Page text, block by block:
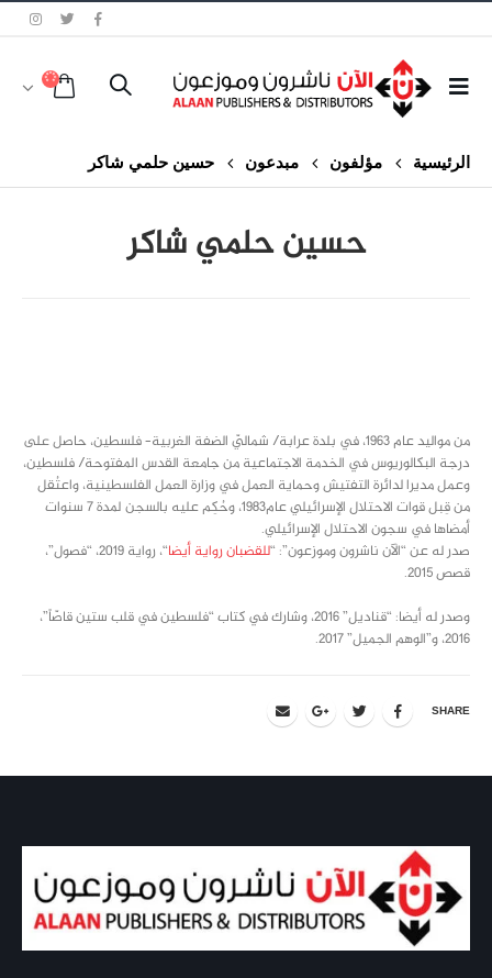
الرئيسية مؤلفون مبدعون حسين حلمي شاكر
حسين حلمي شاكر
من مواليد عام 1963، في بلدة عرابة/ شماليّ الضفة الغربية– فلسطين، حاصل على
درجة البكالوريوس في الخدمة الاجتماعية من جامعة القدس المفتوحة/ فلسطين،
وعمل مديرا لدائرة التفتيش وحماية العمل في وزارة العمل الفلسطينية، واعتُقل
من قِبل قوات الاحتلال الإسرائيلي عام1983، وحُكِم عليه بالسجن لمدة 7 سنوات
أمضاها في سجون الاحتلال الإسرائيلي.
صدر له عن “الآن ناشرون وموزعون”: “للقضبان رواية أيضا
“، رواية 2019، “فصول”،
قصص 2015.
وصدر له أيضا: “قناديل” 2016، وشارك في كتاب “فلسطين في قلب ستين قاصّاً”،
2016، و”الوهم الجميل” 2017.
SHARE